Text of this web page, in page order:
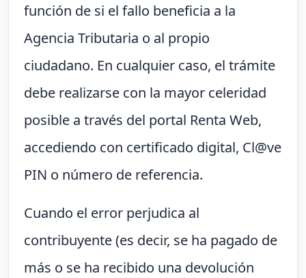
función de si el fallo beneficia a la
Agencia Tributaria o al propio
ciudadano. En cualquier caso, el trámite
debe realizarse con la mayor celeridad
posible a través del portal Renta Web,
accediendo con certificado digital, Cl@ve
PIN o número de referencia.
Cuando el error perjudica al
contribuyente (es decir, se ha pagado de
más o se ha recibido una devolución